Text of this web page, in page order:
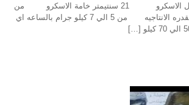
820 واط طول الاسكرو 21 سنتيمتر خامة الاسكرو من
الاستانلس ستيل 304 القدره الانتاجيه من 5 الي 7 كيلو جرام بالساعه اي